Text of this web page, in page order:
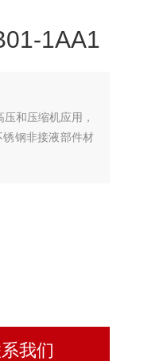
1AA1
和压缩机应用，
钢非接液部件材
我们